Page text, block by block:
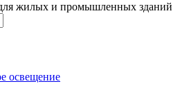
жилых и промышленных зданий
освещение